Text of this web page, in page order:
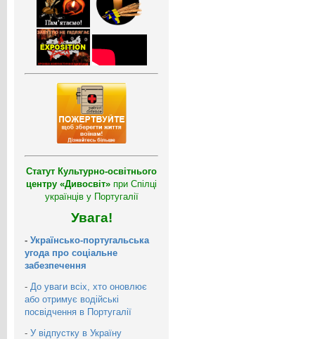
Статут Культурно-освітнього
центру «Дивосвіт» при Спілці
українців у Португалії
Увага!
- Українсько-португальська
угода про соціальне
забезпечення
- До уваги всіх, хто оновлює
або отримує водійські
посвідчення в Португалії
- У відпустку в Україну